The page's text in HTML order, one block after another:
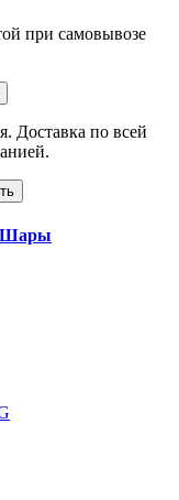
при самовывозе
Доставка по всей
Шары